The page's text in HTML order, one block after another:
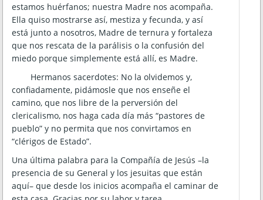
estamos huérfanos; nuestra Madre nos acompaña.
Ella quiso mostrarse así, mestiza y fecunda, y así
está junto a nosotros, Madre de ternura y fortaleza
que nos rescata de la parálisis o la confusión del
miedo porque simplemente está allí, es Madre.
Hermanos sacerdotes: No la olvidemos y,
confiadamente, pidámosle que nos enseñe el
camino, que nos libre de la perversión del
clericalismo, nos haga cada día más “pastores de
pueblo” y no permita que nos convirtamos en
“clérigos de Estado”.
Una última palabra para la Compañía de Jesús –la
presencia de su General y los jesuitas que están
aquí– que desde los inicios acompaña el caminar de